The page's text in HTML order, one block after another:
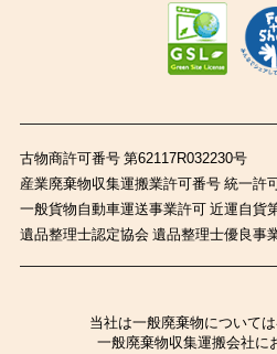
古物商許可番号 第62117R032230号
産業廃棄物収集運搬業許可番号 統一許
一般貨物自動車運送事業許可 近運自貨
遺品整理士認定協会 遺品整理士優良事
当社は一般廃棄物について
一般廃棄物収集運搬会社に